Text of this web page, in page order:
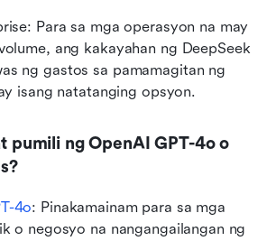
Para sa mga operasyon na may
ang kakayahan ng DeepSeek
ng gastos sa pamamagitan ng
isang natatanging opsyon.
pumili ng OpenAI GPT-4o o
4o: Pinakamainam para sa mga
o negosyo na nangangailangan ng